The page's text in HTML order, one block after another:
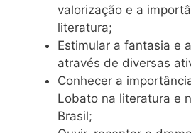
valorização e a
literatura;
Estimular a fantasia e
através de diversas
Conhecer a
Lobato na literatura e
Brasil;